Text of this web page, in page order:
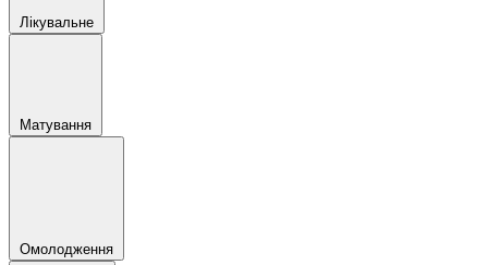
Лікувальне
Матування
Омолодження